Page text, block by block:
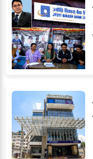
७सहसचिवमा
विजयकुमार
टिप्स
८जुनियरलाई
मन्त्रालयभित्र